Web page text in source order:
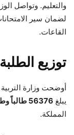
والتعليم. وتواصل
لضمان سير
القاعات.
توزيع
أوضحت وزارة التربية
يبلغ 56376 طالباً وطالبة
المملكة.